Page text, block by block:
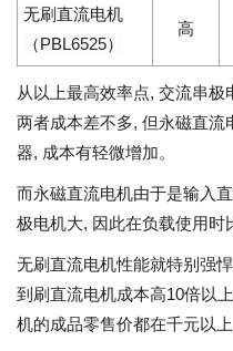
无刷直流电机
（PBL6525）
高
从以上最高效率点, 交流串
两者成本差不多, 但永磁直
器, 成本有轻微增加。
而永磁直流电机由于是输入
极电机大, 因此在负载使用时
无刷直流电机性能就特别强
到刷直流电机成本高10倍以
机的成品零售价都在千元以上